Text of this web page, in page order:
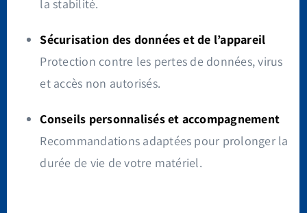
la stabilité.
Sécurisation des données et de l’appareil
Protection contre les pertes de données, virus
et accès non autorisés.
Conseils personnalisés et accompagnement
Recommandations adaptées pour prolonger la
durée de vie de votre matériel.